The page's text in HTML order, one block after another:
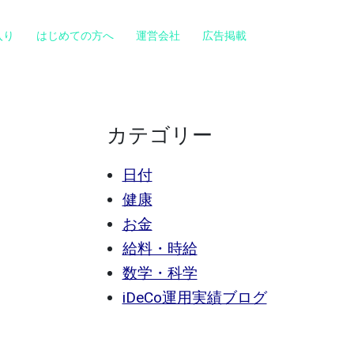
はじめての方へ 運営会社 広告掲載
カテゴリー
日付
健康
お金
給料・時給
数学・科学
iDeCo運用実績ブログ